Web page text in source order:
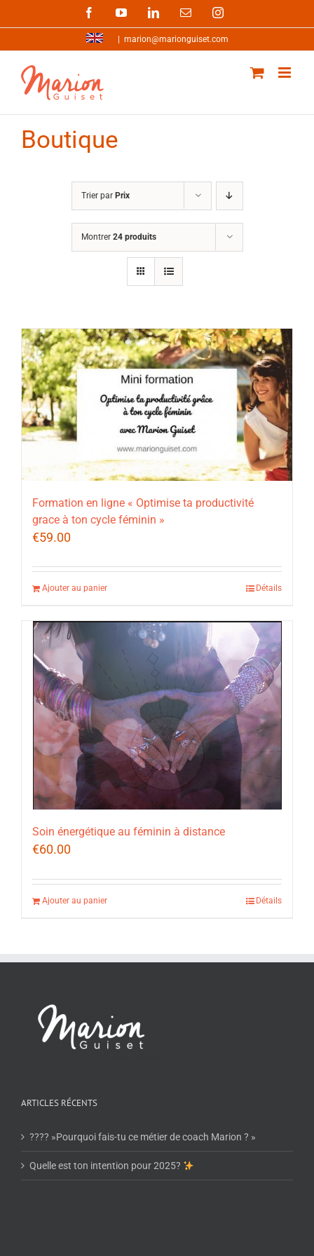
FacebookYouTubeLinkedInEmail Instagram
marion@marionguiset.com
Boutique
Trier par Prix
Montrer 24 produits
Formation en ligne « Optimise ta productivité
grace à ton cycle féminin »
€59.00
Ajouter au panier Détails
Soin énergétique au féminin à distance
€60.00
Ajouter au panier Détails
ARTICLES RÉCENTS
???? »Pourquoi fais-tu ce métier de coach Marion ? »
Quelle est ton intention pour 2025?